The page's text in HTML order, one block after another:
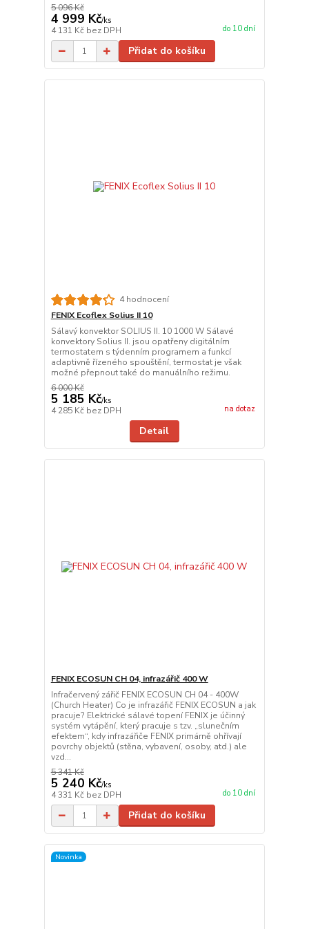
5 096 Kč
4 999 Kč/ks
4 131 Kč bez DPH do 10 dní
Přidat do košíku
4 hodnocení
FENIX Ecoflex Solius II 10
Sálavý konvektor SOLIUS II. 10 1000 W Sálavé
konvektory Solius II. jsou opatřeny digitálním
termostatem s týdenním programem a funkcí
adaptivně řízeného spouštění, termostat je však
možné přepnout také do manuálního režimu.
6 000 Kč
5 185 Kč/ks
4 285 Kč bez DPH na dotaz
Detail
FENIX ECOSUN CH 04, infrazářič 400 W
Infračervený zářič FENIX ECOSUN CH 04 - 400W
(Church Heater) Co je infrazářič FENIX ECOSUN a jak
pracuje? Elektrické sálavé topení FENIX je účinný
systém vytápění, který pracuje s tzv. „slunečním
efektem“, kdy infrazářiče FENIX primárně ohřívají
povrchy objektů (stěna, vybavení, osoby, atd.) ale
vzd...
5 341 Kč
5 240 Kč/ks
4 331 Kč bez DPH do 10 dní
Přidat do košíku
Novinka